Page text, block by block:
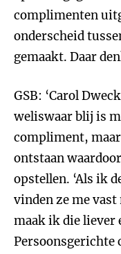
complimenten
onderscheid
gemaakt. Daar
GSB: ‘Carol
weliswaar blij is
compliment,
ontstaan
opstellen. ‘Als ik
vinden ze me
maak ik die liever
Persoonsgerichte